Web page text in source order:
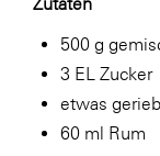
500 g
3 EL Zucker
etwas
60 ml Rum